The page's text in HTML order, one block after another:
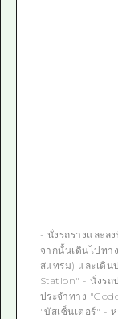
- นั่งรถรางและล
จากนั้นเดินไปทา
สแทรม) และเดิ
Station" - นั่งรถ
ประจำทาง
"บัสเซ็นเตอร์" -